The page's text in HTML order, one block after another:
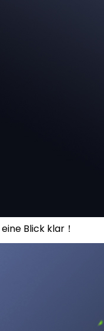
Blick klar！